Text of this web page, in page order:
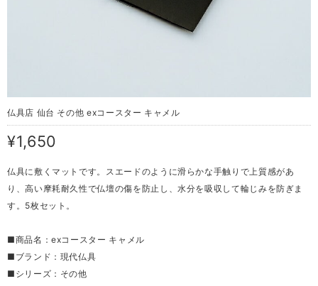
仏具店 仙台 その他 exコースター キャメル
¥1,650
仏具に敷くマットです。スエードのように滑らかな手触りで上質感があ
り、高い摩耗耐久性で仏壇の傷を防止し、水分を吸収して輪じみを防ぎま
す。5枚セット。
■商品名：exコースター キャメル
■ブランド：現代仏具
■シリーズ：その他